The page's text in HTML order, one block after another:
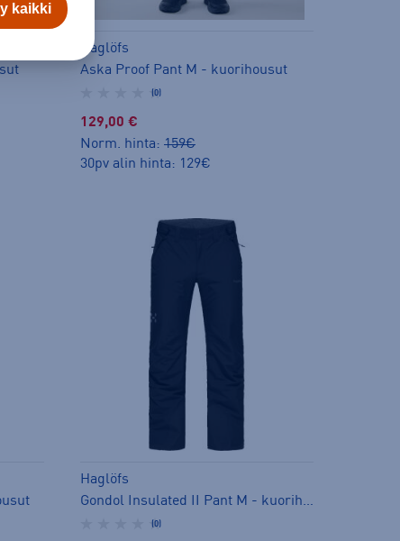
Haglöfs
Aska Proof Pant M - kuorihousut
(0)
129,00 €
Norm. hinta: 159€
30pv alin hinta: 129€
Haglöfs
Gondol Insulated II Pant M - kuorihousut
(0)
kaikki